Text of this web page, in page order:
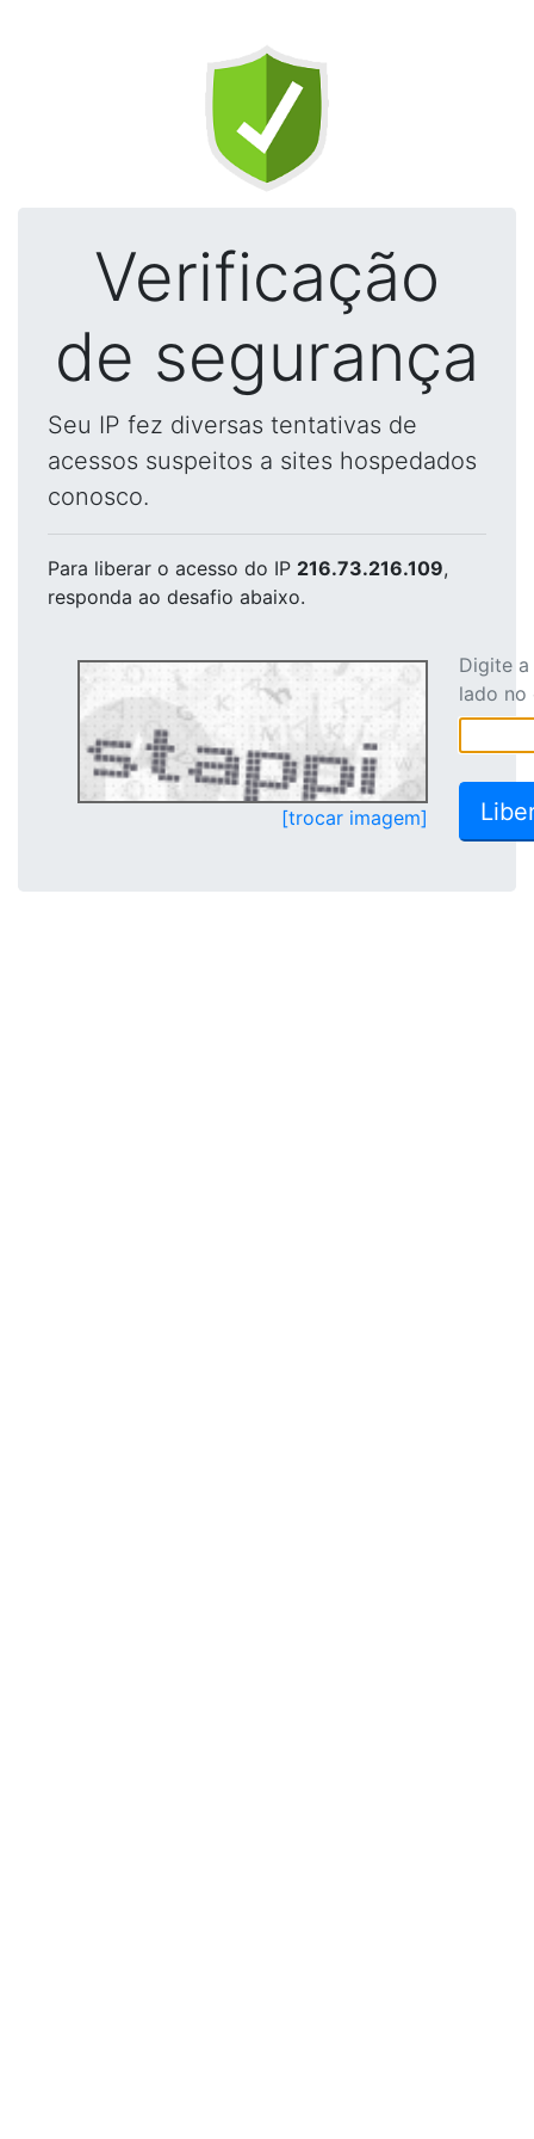
Verificação
de segurança
Seu IP fez diversas tentativas de
acessos suspeitos a sites hospedados
conosco.
Para liberar o acesso do IP 216.73.216.109,
responda ao desafio abaixo.
[trocar imagem]
Digite
lado no